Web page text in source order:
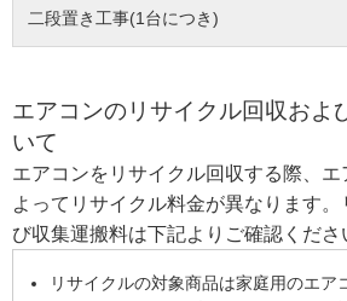
二段置き工事(1台につき)
エアコンのリサイクル回収およ
いて
エアコンをリサイクル回収する際、
よってリサイクル料金が異なります。
び収集運搬料は下記よりご確認くださ
リサイクルの対象商品は家庭用のエア